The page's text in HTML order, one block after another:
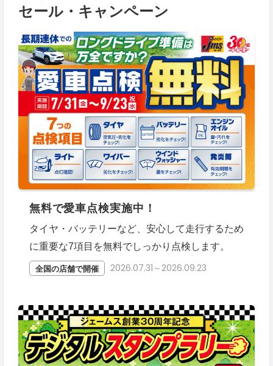
セール・キャンペーン
無料で愛車点検実施中！
タイヤ・バッテリーなど、安心して走行するため
に重要な7項目を無料でしっかり点検します。
全国の店舗で開催 2026.07.31～2026.09.23